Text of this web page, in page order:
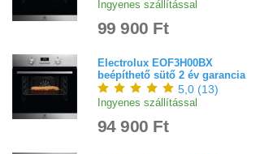
Ingyenes szállítással
99 900 Ft
Electrolux EOF3H00BX
beépíthető sütő 2 év garancia
5,0 (13)
Ingyenes szállítással
94 900 Ft